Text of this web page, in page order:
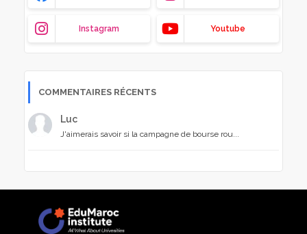
Instagram Youtube
COMMENTAIRES RÉCENTS
Luc
J'aimerais savoir si la campagne de bourse rou...